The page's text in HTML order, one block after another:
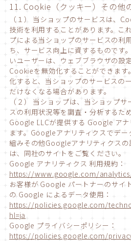
11. Cookie（クッキー）その他
（１） 当ショップのサービスは、
技術を利用することがあります。こ
プによる当ショップのサービスの利
ち、サービス向上に資するものです
いユーザーは、ウェブブラウザの設
Cookieを無効化することができま
化すると、当ショップのサービスの
だけなくなる場合があります。
（２） 当ショップは、当ショップ
スの利用状況等を調査・分析するた
Google LLCが提供する Google ア
ます。Googleアナリティクスでデ
組みその他Googleアナリティクス
は、同社のサイトをご覧ください。
Google アナリティクス 利用規約：
https://www.google.com/
お客様が Google パートナーのサイ
の Google によるデータ使用：
https://policies.google.com/
hl=ja
Google プライバシーポリシー：
https://policies.google.com/